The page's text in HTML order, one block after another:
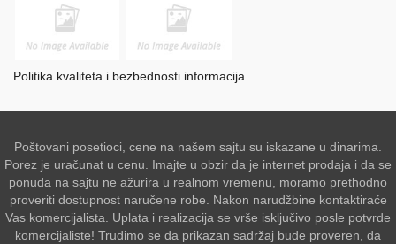
Politika kvaliteta i bezbednosti informacija
Poštovani posetioci, cene na našem sajtu su iskazane u dinarima.
Porez je uračunat u cenu. Imajte u obzir da je internet prodaja i da se
ponuda na sajtu ne ažurira u realnom vremenu, moramo prethodno
proveriti dostupnost naručene robe. Nakon narudžbine kontaktiraće
Vas komercijalista. Uplata i realizacija se vrše isključivo posle potvrde
komercijaliste! Trudimo se da prikazan sadržaj bude proveren, da